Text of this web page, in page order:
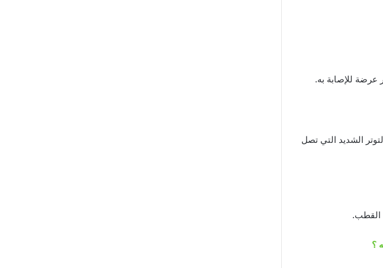
عرضة للإصابة به.
الشديد التي تصل
القطب.
؟